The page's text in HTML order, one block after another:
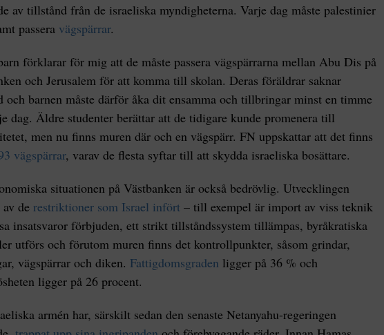
av tillstånd från de israeliska myndigheterna. Varje dag måste palestinier
passera vägspärrar.
förklarar för mig att de måste passera vägspärrarna mellan Abu Dis på
och Jerusalem för att komma till skolan. Deras föräldrar saknar
och barnen måste därför åka dit ensamma och tillbringar minst en timme
dag. Äldre studenter berättar att de tidigare kunde promenera till
men nu finns muren där och en vägspärr. FN uppskattar att det finns
vägspärrar, varav de flesta syftar till att skydda israeliska bosättare.
situationen på Västbanken är också bedrövlig. Utvecklingen
de restriktioner som Israel infört – till exempel är import av viss teknik
insatsvaror förbjuden, ett strikt tillståndssystem tillämpas, byråkratiska
utförs och förutom muren finns det kontrollpunkter, såsom grindar,
vägspärrar och diken. Fattigdomsgraden ligger på 36 % och
ligger på 26 procent.
armén har, särskilt sedan den senaste Netanyahu-regeringen